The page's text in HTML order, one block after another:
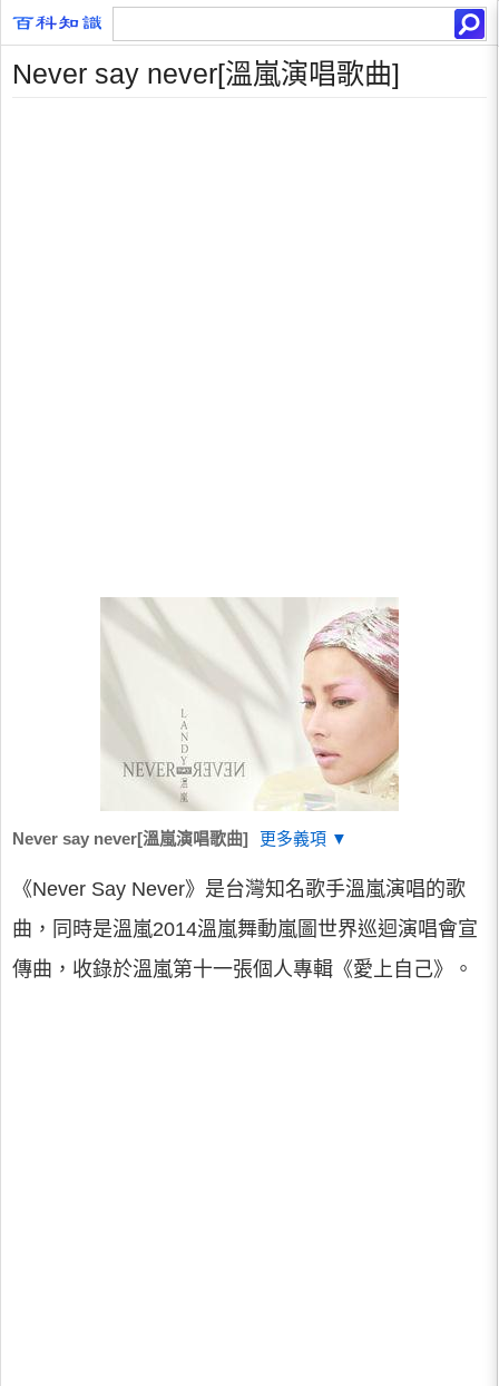
Never say never[溫嵐演唱歌曲]
Never say never[溫嵐演唱歌曲] 更多義項 ▼
《Never Say Never》是台灣知名歌手溫嵐演唱的歌
曲，同時是溫嵐2014溫嵐舞動嵐圖世界巡迴演唱會宣
傳曲，收錄於溫嵐第十一張個人專輯《愛上自己》。